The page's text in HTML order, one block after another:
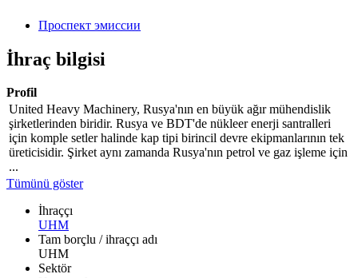
Проспект эмиссии
İhraç bilgisi
Profil
United Heavy Machinery, Rusya'nın en büyük ağır mühendislik
şirketlerinden biridir. Rusya ve BDT'de nükleer enerji santralleri
için komple setler halinde kap tipi birincil devre ekipmanlarının tek
üreticisidir. Şirket aynı zamanda Rusya'nın petrol ve gaz işleme için
...
Tümünü göster
İhraççı
UHM
Tam borçlu / ihraççı adı
UHM
Sektör